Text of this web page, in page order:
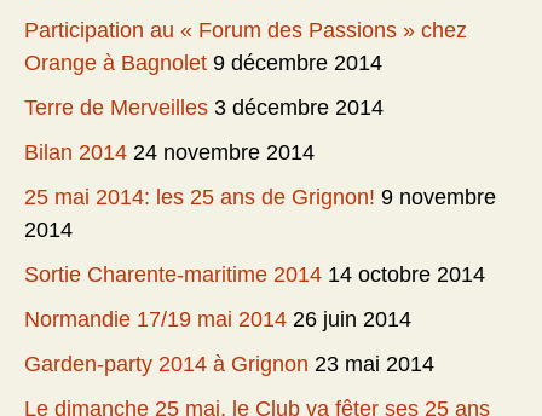
Participation au « Forum des Passions » chez
Orange à Bagnolet 9 décembre 2014
Terre de Merveilles 3 décembre 2014
Bilan 2014 24 novembre 2014
25 mai 2014: les 25 ans de Grignon! 9 novembre
2014
Sortie Charente-maritime 2014 14 octobre 2014
Normandie 17/19 mai 2014 26 juin 2014
Garden-party 2014 à Grignon 23 mai 2014
Le dimanche 25 mai, le Club va fêter ses 25 ans